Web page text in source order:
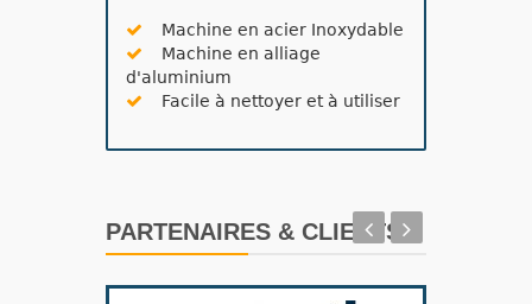
Machine en acier Inoxydable
Machine en alliage
d'aluminium
Facile à nettoyer et à utiliser
PARTENAIRES & CLIENTS